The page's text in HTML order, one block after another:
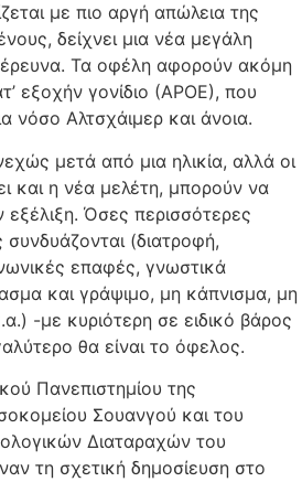
με πιο αργή απώλεια της
δείχνει μια νέα μεγάλη
έρευνα. Τα οφέλη αφορούν ακόμη
εξοχήν γονίδιο (ΑΡΟΕ), που
νόσο Αλτσχάιμερ και άνοια.
μετά από μια ηλικία, αλλά οι
και η νέα μελέτη, μπορούν να
εξέλιξη. Όσες περισσότερες
συνδυάζονται (διατροφή,
επαφές, γνωστικά
και γράψιμο, μη κάπνισμα, μη
-με κυριότερη σε ειδικό βάρος
θα είναι το όφελος.
Πανεπιστημίου της
Σουανγού και του
Διαταραχών του
τη σχετική δημοσίευση στο